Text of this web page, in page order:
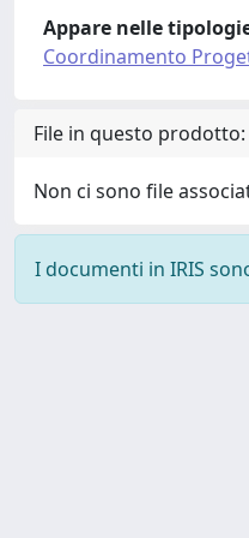
Appare nelle
Coordinamento
File in questo prodotto:
Non ci sono file
I documenti in IRIS